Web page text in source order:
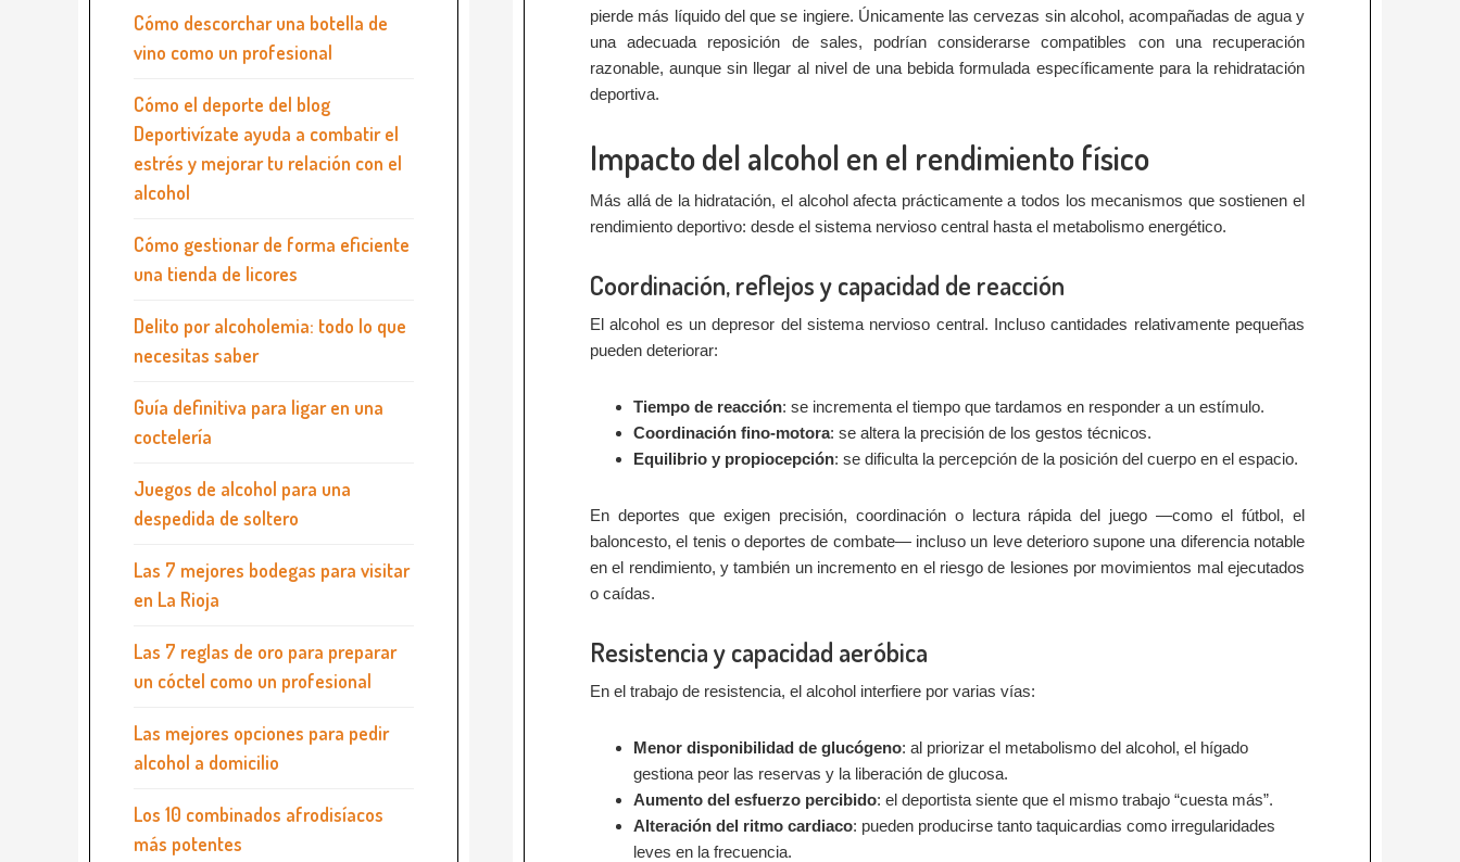
pierde más líquido del que se ingiere. Únicamente las cervezas sin alcohol, acompañadas de agua y
una adecuada reposición de sales, podrían considerarse compatibles con una recuperación
razonable, aunque sin llegar al nivel de una bebida formulada específicamente para la rehidratación
deportiva.
Impacto del alcohol en el rendimiento físico
Más allá de la hidratación, el alcohol afecta prácticamente a todos los mecanismos que sostienen el
rendimiento deportivo: desde el sistema nervioso central hasta el metabolismo energético.
Coordinación, reflejos y capacidad de reacción
El alcohol es un depresor del sistema nervioso central. Incluso cantidades relativamente pequeñas
pueden deteriorar:
Tiempo de reacción: se incrementa el tiempo que tardamos en responder a un estímulo.
Coordinación fino-motora: se altera la precisión de los gestos técnicos.
Equilibrio y propiocepción: se dificulta la percepción de la posición del cuerpo en el espacio.
En deportes que exigen precisión, coordinación o lectura rápida del juego —como el fútbol, el
baloncesto, el tenis o deportes de combate— incluso un leve deterioro supone una diferencia notable
en el rendimiento, y también un incremento en el riesgo de lesiones por movimientos mal ejecutados
o caídas.
Resistencia y capacidad aeróbica
En el trabajo de resistencia, el alcohol interfiere por varias vías:
Menor disponibilidad de glucógeno: al priorizar el metabolismo del alcohol, el hígado
gestiona peor las reservas y la liberación de glucosa.
Aumento del esfuerzo percibido: el deportista siente que el mismo trabajo “cuesta más”.
Alteración del ritmo cardiaco: pueden producirse tanto taquicardias como irregularidades
leves en la frecuencia.
Cómo descorchar una botella de
vino como un profesional
Cómo el deporte del blog
Deportivízate ayuda a combatir el
estrés y mejorar tu relación con el
alcohol
Cómo gestionar de forma eficiente
una tienda de licores
Delito por alcoholemia: todo lo que
necesitas saber
Guía definitiva para ligar en una
coctelería
Juegos de alcohol para una
despedida de soltero
Las 7 mejores bodegas para visitar
en La Rioja
Las 7 reglas de oro para preparar
un cóctel como un profesional
Las mejores opciones para pedir
alcohol a domicilio
Los 10 combinados afrodisíacos
más potentes